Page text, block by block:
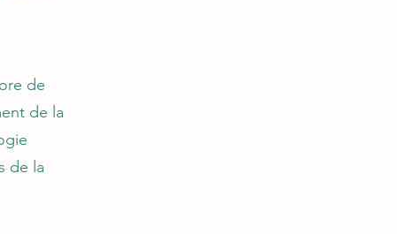
de
de la
de la